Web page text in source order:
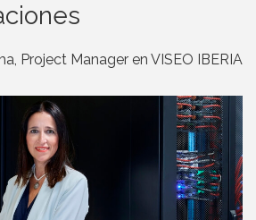
Project Manager en VISEO IBERIA